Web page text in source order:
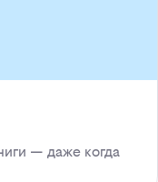
— даже когда